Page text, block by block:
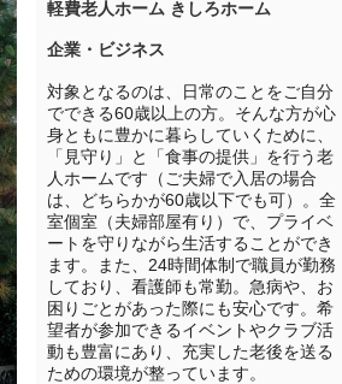
軽費老人ホーム きしろホーム
企業・ビジネス
対象となるのは、日常のことをご自分
でできる60歳以上の方。そんな方が心
身ともに豊かに暮らしていくために、
「見守り」と「食事の提供」を行う老
人ホームです（ご夫婦で入居の場合
は、どちらかが60歳以下でも可）。全
室個室（夫婦部屋有り）で、プライベ
ートを守りながら生活することができ
ます。また、24時間体制で職員が勤務
しており、看護師も常勤。急病や、お
困りごとがあった際にも安心です。希
望者が参加できるイベントやクラブ活
動も豊富にあり、充実した老後を送る
ための環境が整っています。